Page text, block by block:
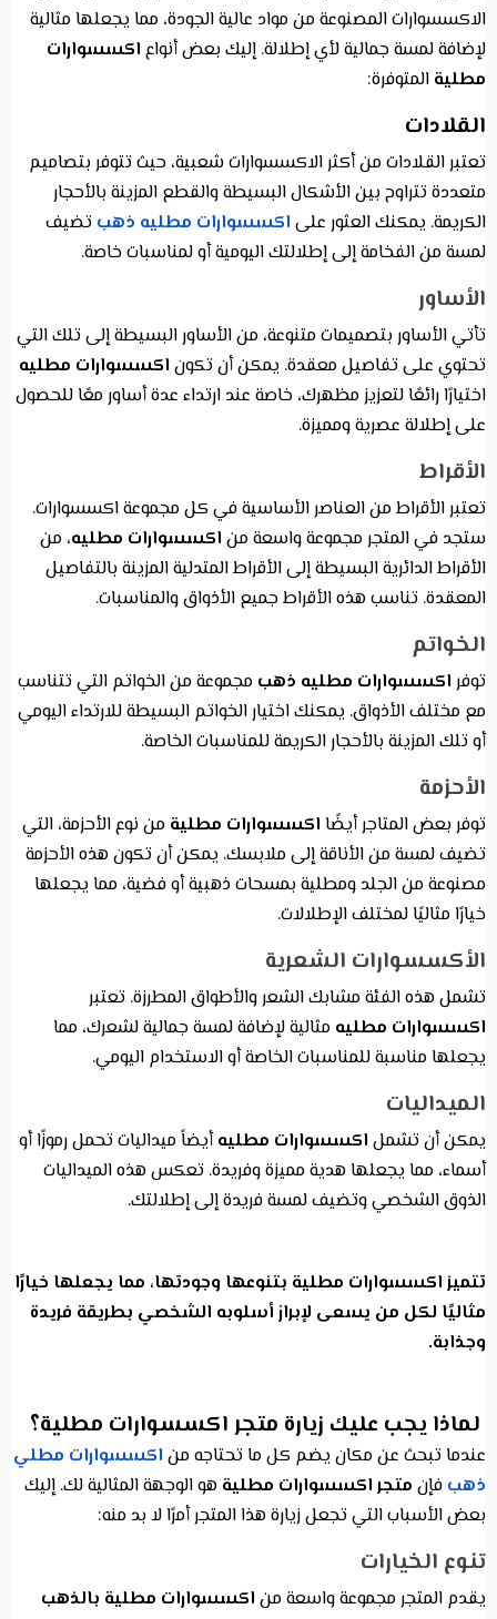
الاكسسوارات المصنوعة من مواد عالية الجودة، مما يجعلها مثالية
لإضافة لمسة جمالية لأي إطلالة. إليك بعض أنواع اكسسوارات
مطلية المتوفرة:
القلادات
تعتبر القلادات من أكثر الاكسسوارات شعبية، حيث تتوفر بتصاميم
متعددة تتراوح بين الأشكال البسيطة والقطع المزينة بالأحجار
الكريمة. يمكنك العثور على اكسسوارات مطليه ذهب تضيف
لمسة من الفخامة إلى إطلالتك اليومية أو لمناسبات خاصة.
الأساور
تأتي الأساور بتصميمات متنوعة، من الأساور البسيطة إلى تلك التي
تحتوي على تفاصيل معقدة. يمكن أن تكون اكسسوارات مطليه
اختيارًا رائعًا لتعزيز مظهرك، خاصة عند ارتداء عدة أساور معًا للحصول
على إطلالة عصرية ومميزة.
الأقراط
تعتبر الأقراط من العناصر الأساسية في كل مجموعة اكسسوارات.
ستجد في المتجر مجموعة واسعة من اكسسوارات مطليه، من
الأقراط الدائرية البسيطة إلى الأقراط المتدلية المزينة بالتفاصيل
المعقدة. تناسب هذه الأقراط جميع الأذواق والمناسبات.
الخواتم
توفر اكسسوارات مطليه ذهب مجموعة من الخواتم التي تتناسب
مع مختلف الأذواق. يمكنك اختيار الخواتم البسيطة للارتداء اليومي
أو تلك المزينة بالأحجار الكريمة للمناسبات الخاصة.
الأحزمة
توفر بعض المتاجر أيضًا اكسسوارات مطلية من نوع الأحزمة، التي
تضيف لمسة من الأناقة إلى ملابسك. يمكن أن تكون هذه الأحزمة
مصنوعة من الجلد ومطلية بمسحات ذهبية أو فضية، مما يجعلها
خيارًا مثاليًا لمختلف الإطلالات.
الأكسسوارات الشعرية
تشمل هذه الفئة مشابك الشعر والأطواق المطرزة. تعتبر
اكسسوارات مطليه مثالية لإضافة لمسة جمالية لشعرك، مما
يجعلها مناسبة للمناسبات الخاصة أو الاستخدام اليومي.
الميداليات
يمكن أن تشمل اكسسوارات مطليهأيضاً ميداليات تحمل رموزًا أو
أسماء، مما يجعلها هدية مميزة وفريدة. تعكس هذه الميداليات
الذوق الشخصي وتضيف لمسة فريدة إلى إطلالتك.
تتميز اكسسوارات مطلية بتنوعها وجودتها، مما يجعلها خيارًا
مثاليًا لكل من يسعى لإبراز أسلوبه الشخصي بطريقة فريدة
وجذابة.
لماذا يجب عليك زيارة متجر اكسسوارات مطلية؟
عندما تبحث عن مكان يضم كل ما تحتاجه من اكسسوارات مطلي
ذهب فإن متجر اكسسوارات مطلية هو الوجهة المثالية لك. إليك
بعض الأسباب التي تجعل زيارة هذا المتجر أمرًا لا بد منه:
تنوع الخيارات
يقدم المتجر مجموعة واسعة من اكسسوارات مطلية بالذهب